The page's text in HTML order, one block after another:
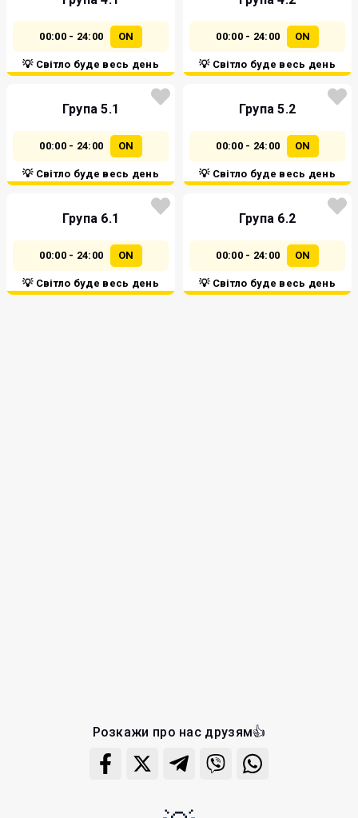
00:00 - 24:00 ON
💡 Світло буде весь день
00:00 - 24:00 ON
💡 Світло буде весь день
Група 5.1
00:00 - 24:00 ON
💡 Світло буде весь день
Група 5.2
00:00 - 24:00 ON
💡 Світло буде весь день
Група 6.1
00:00 - 24:00 ON
💡 Світло буде весь день
Група 6.2
00:00 - 24:00 ON
💡 Світло буде весь день
Розкажи про нас друзям👍